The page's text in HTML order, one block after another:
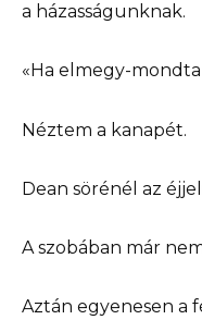
a házasságunknak.
«Ha elmegy-
Néztem a kanapét.
Dean sörénél az
A szobában már
Aztán egyenesen a